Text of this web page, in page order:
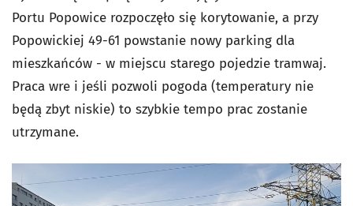
Portu Popowice rozpoczęło się korytowanie, a przy
Popowickiej 49-61 powstanie nowy parking dla
mieszkańców - w miejscu starego pojedzie tramwaj.
Praca wre i jeśli pozwoli pogoda (temperatury nie
będą zbyt niskie) to szybkie tempo prac zostanie
utrzymane.